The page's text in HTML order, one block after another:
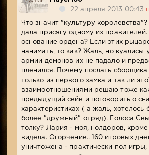
22 апреля 2013 00:43
Что значит "культуру
дала присягу одному из правителей.
основание ордена? Если этих
нанимать, то как? Жаль, но куалисы
армии демонов их не падало и
пленился. Почему послать
только из первого замка и так ли
взаимоотношениями решаю тоже
предыдущий сейв и поговорить о
характеристиках ( а жаль,
более "дружный" отряд). Голоса
толку? Лария - моя, нолдоров,
видела. Огорчение.. 160 игровых
уничтожена - практически пол игры,